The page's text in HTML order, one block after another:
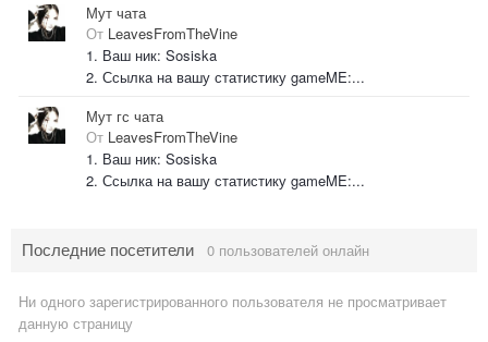
Мут чата
От LeavesFromTheVine
1. Ваш ник: Sosiska
2. Ссылка на вашу статистику gameME:...
Мут гс чата
От LeavesFromTheVine
1. Ваш ник: Sosiska
2. Ссылка на вашу статистику gameME:...
Последние посетители 0 пользователей онлайн
Ни одного зарегистрированного пользователя не просматривает
данную страницу